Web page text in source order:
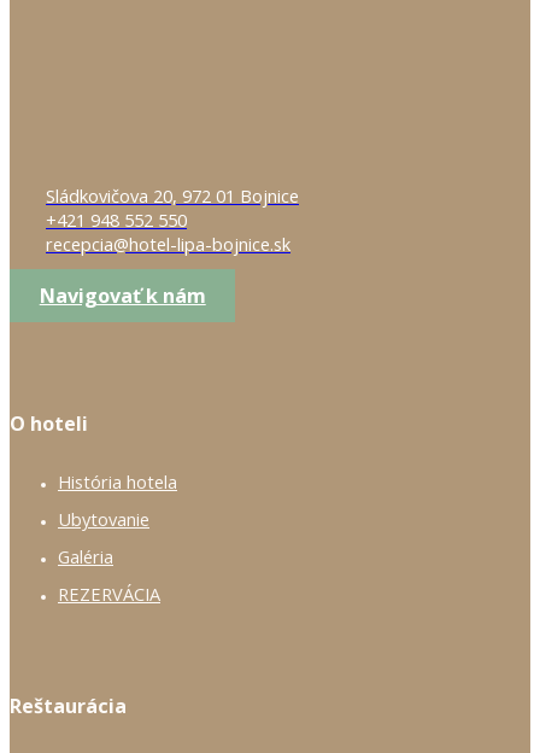
Sládkovičova 20, 972 01 Bojnice
+421 948 552 550
recepcia@hotel-lipa-bojnice.sk
Navigovať k nám
O hoteli
História hotela
Ubytovanie
Galéria
REZERVÁCIA
Reštaurácia